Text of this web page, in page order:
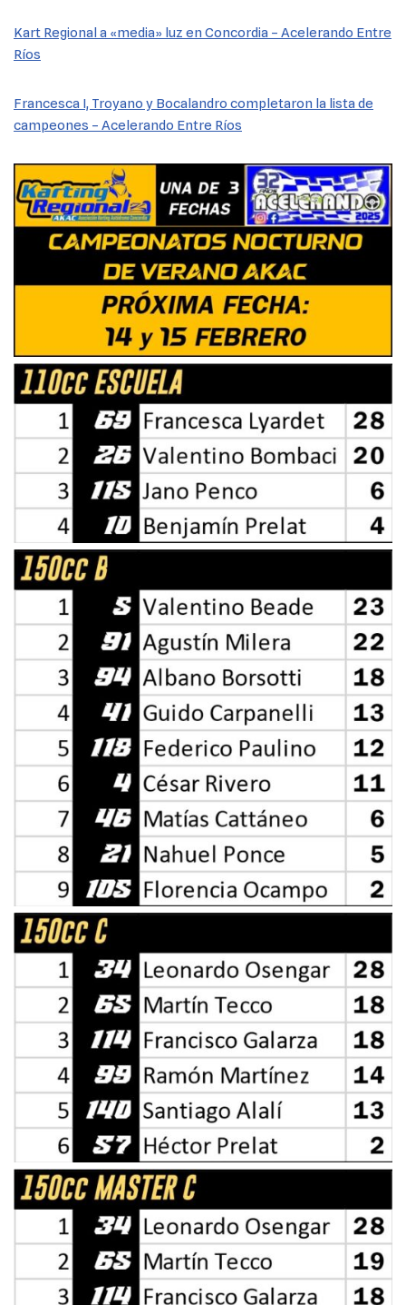
Kart Regional a «media» luz en Concordia – Acelerando Entre
Ríos
Francesca I, Troyano y Bocalandro completaron la lista de
campeones – Acelerando Entre Ríos